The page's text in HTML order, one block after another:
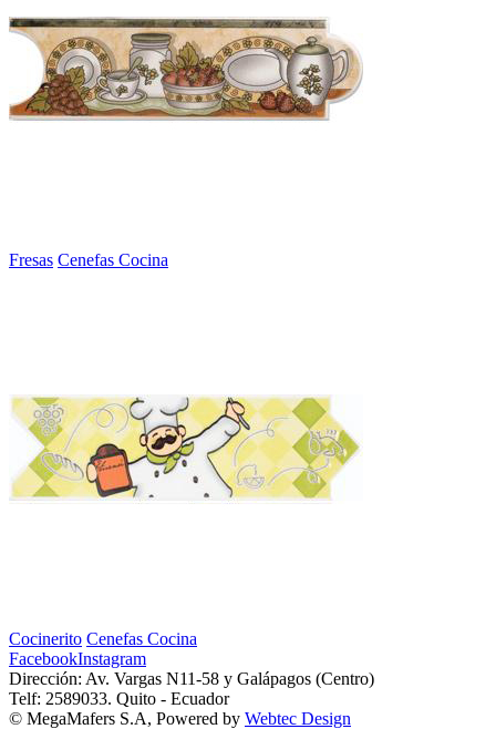
Fresas Cenefas Cocina
Cocinerito Cenefas Cocina
FacebookInstagram
Dirección: Av. Vargas N11-58 y Galápagos (Centro)
Telf: 2589033. Quito - Ecuador
© MegaMafers S.A, Powered by Webtec Design